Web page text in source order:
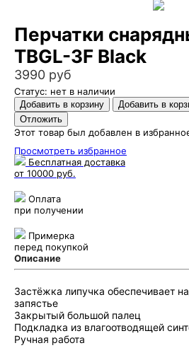
Перчатки
TBGL-3F Black
3990 руб
Статус: нет в наличии
Этот товар был добавлен в
Просмотреть избранное
Бесплатная доставка
от 10000 руб.
Оплата
при получении
Примерка
перед покупкой
Описание
Застёжка липучка обеспечивает
запястье
Закрытый большой палец
Подкладка из влагоотводящей
Ручная работа